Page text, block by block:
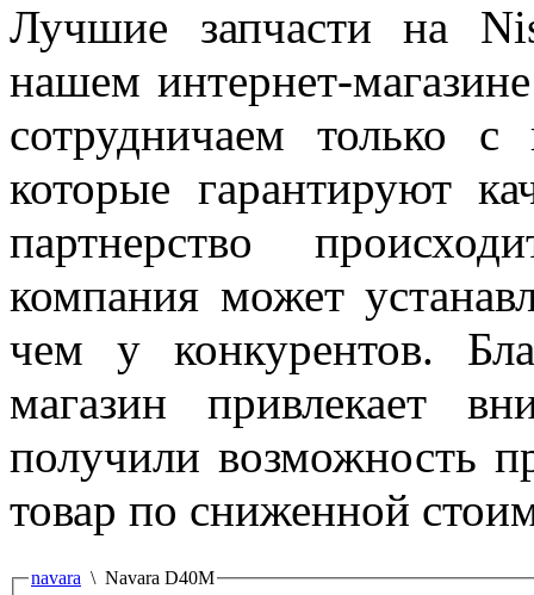
Лучшие запчасти на
нашем интернет-
сотрудничаем только
которые гарантируют
партнерство
компания может
чем у конкурентов.
магазин привлекает
получили возможность
товар по сниженной
navara \ Navara D40M